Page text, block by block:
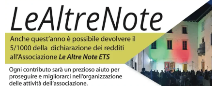
Adempimenti ex legge 124/2017, anno 2023